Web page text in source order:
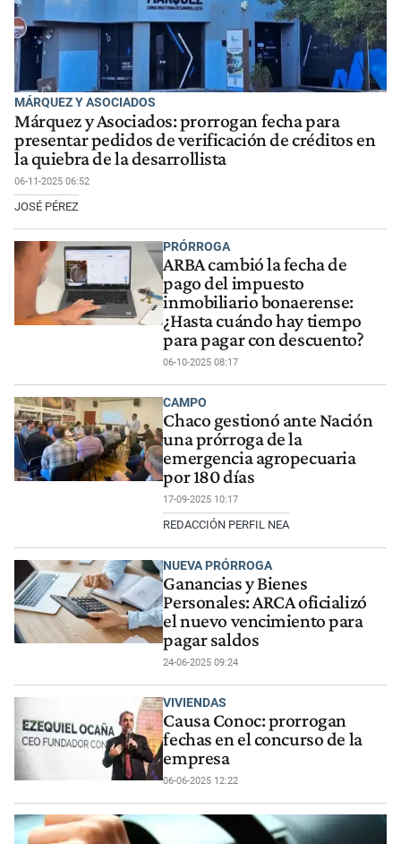
MÁRQUEZ Y ASOCIADOS
Márquez y Asociados: prorrogan fecha para
presentar pedidos de verificación de créditos en
la quiebra de la desarrollista
06-11-2025 06:52
JOSÉ PÉREZ
PRÓRROGA
ARBA cambió la fecha de
pago del impuesto
inmobiliario bonaerense:
¿Hasta cuándo hay tiempo
para pagar con descuento?
06-10-2025 08:17
CAMPO
Chaco gestionó ante Nación
una prórroga de la
emergencia agropecuaria
por 180 días
17-09-2025 10:17
REDACCIÓN PERFIL NEA
NUEVA PRÓRROGA
Ganancias y Bienes
Personales: ARCA oficializó
el nuevo vencimiento para
pagar saldos
24-06-2025 09:24
VIVIENDAS
Causa Conoc: prorrogan
fechas en el concurso de la
empresa
06-06-2025 12:22